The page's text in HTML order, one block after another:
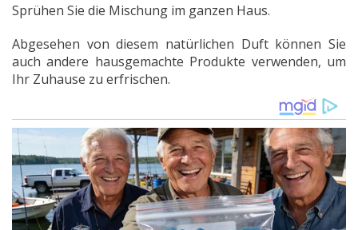
Sprühen Sie die Mischung im ganzen Haus.
Abgesehen von diesem natürlichen Duft können Sie
auch andere hausgemachte Produkte verwenden, um
Ihr Zuhause zu erfrischen.